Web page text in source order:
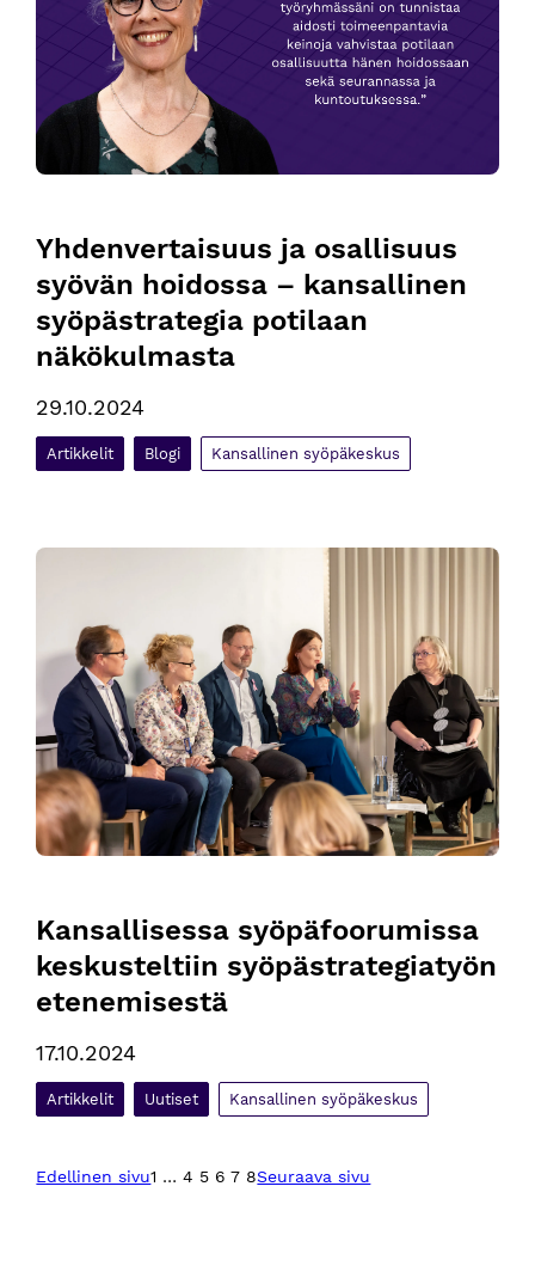
Yhdenvertaisuus ja osallisuus
syövän hoidossa – kansallinen
syöpästrategia potilaan
näkökulmasta
29.10.2024
Artikkelit Blogi Kansallinen syöpäkeskus
Kansallisessa syöpäfoorumissa keskusteltiin
Kansallisessa syöpäfoorumissa
keskusteltiin syöpästrategiatyön
etenemisestä
17.10.2024
Artikkelit Uutiset Kansallinen syöpäkeskus
Edellinen sivu1 … 4 5 6 7 8Seuraava sivu